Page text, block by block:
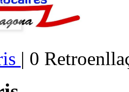
| 0